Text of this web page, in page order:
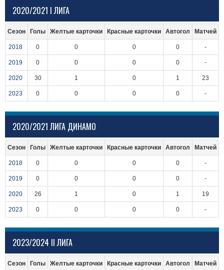
2020/2021 I ЛИГА
Сезон Голы Желтые карточки Красные карточки Автогол Матчей
2018 0 0 0 0 -
2019 0 0 0 0 -
2020 30 1 0 1 23
2023 0 0 0 0 -
2020/2021 ЛИГА ДИНАМО
Сезон Голы Желтые карточки Красные карточки Автогол Матчей
2018 0 0 0 0 -
2019 0 0 0 0 -
2020 26 1 0 1 19
2023 0 0 0 0 -
2023/2024 II ЛИГА
Сезон Голы Желтые карточки Красные карточки Автогол Матчей